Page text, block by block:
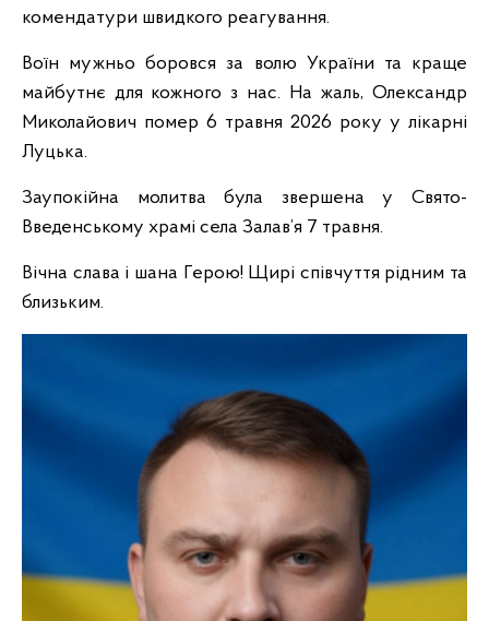
комендатури швидкого реагування.
Воїн мужньо боровся за волю України та краще
майбутнє для кожного з нас. На жаль, Олександр
Миколайович помер 6 травня 2026 року у лікарні
Луцька.
Заупокійна молитва була звершена у Свято-
Введенському храмі села Залав’я 7 травня.
Вічна слава і шана Герою! Щирі співчуття рідним та
близьким.